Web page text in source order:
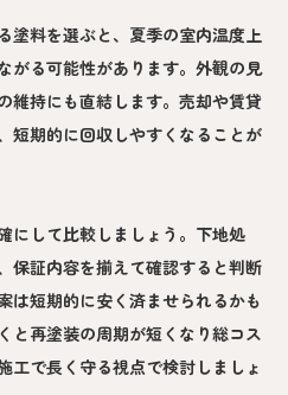
塗料を選ぶと、夏季の室内温度上
がる可能性があります。外観の見
維持にも直結します。売却や賃貸
短期的に回収しやすくなることが
にして比較しましょう。下地処
保証内容を揃えて確認すると判断
は短期的に安く済ませられるかも
と再塗装の周期が短くなり総コス
工で長く守る視点で検討しましょ